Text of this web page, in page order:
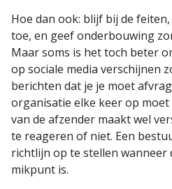
Hoe dan ook: blijf bij de
toe, en geef onderbouwing
Maar soms is het toch beter
op sociale media verschijnen
berichten dat je je moet
organisatie elke keer op moet
van de afzender maakt wel
te reageren of niet. Een
richtlijn op te stellen wanneer
mikpunt is.